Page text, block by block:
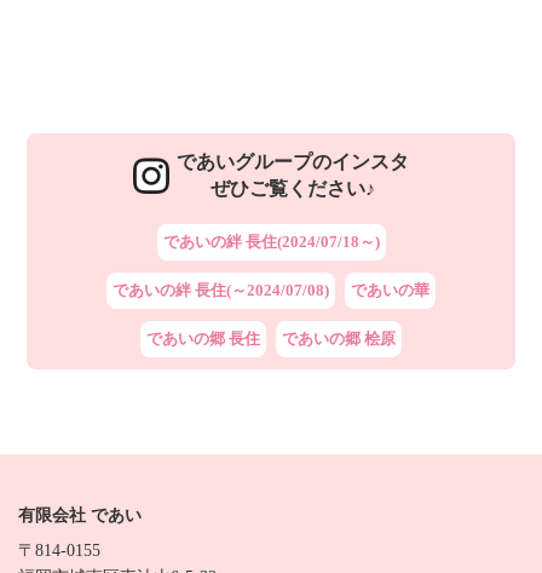
であいグループのインスタ
ぜひご覧ください♪
であいの絆 長住(2024/07/18～)
であいの絆 長住(～2024/07/08) であいの華
であいの郷 長住 であいの郷 桧原
有限会社 であい
〒814‐0155